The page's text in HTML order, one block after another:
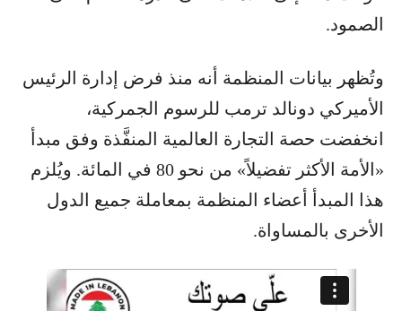
الصمود.
وتُظهر بيانات المنظمة أنه منذ فرض إدارة الرئيس
الأميركي دونالد ترمب للرسوم الجمركية،
انخفضت حصة التجارة العالمية المنفَّذة وفق مبدأ
«الأمة الأكثر تفضيلاً» من نحو 80 في المائة. ويُلزم
هذا المبدأ أعضاء المنظمة بمعاملة جميع الدول
الأخرى بالمساواة.